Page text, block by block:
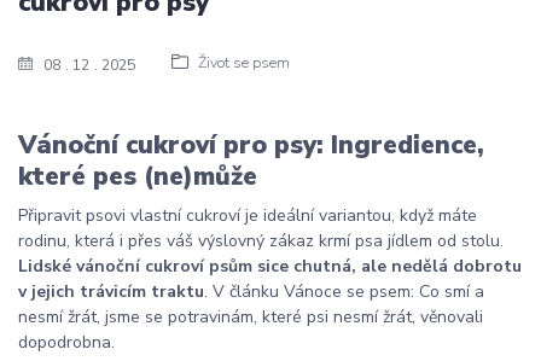
08 12 2025 Život se psem
Vánoční cukroví pro psy: Ingredience,
které pes (ne)může
Připravit psovi vlastní cukroví je ideální variantou, když máte
rodinu, která i přes váš výslovný zákaz krmí psa jídlem od stolu.
Lidské vánoční cukroví psům sice chutná, ale nedělá dobrotu
v jejich trávicím traktu. V článku Vánoce se psem: Co smí a
nesmí žrát, jsme se potravinám, které psi nesmí žrát, věnovali
dopodrobna.